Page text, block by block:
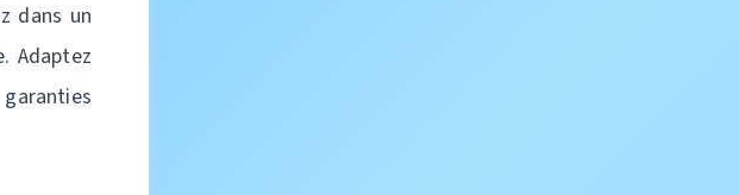
dans un
Adaptez